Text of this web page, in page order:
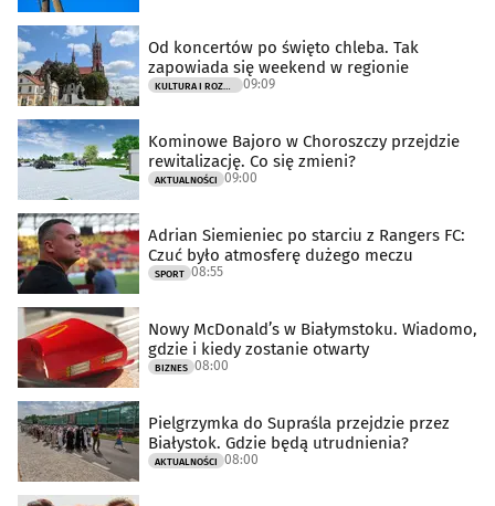
Od koncertów po święto chleba. Tak
zapowiada się weekend w regionie
KULTURA I ROZRYWKA 09:09
Kominowe Bajoro w Choroszczy przejdzie
rewitalizację. Co się zmieni?
AKTUALNOŚCI 09:00
Adrian Siemieniec po starciu z Rangers FC:
Czuć było atmosferę dużego meczu
SPORT 08:55
Nowy McDonald’s w Białymstoku. Wiadomo,
gdzie i kiedy zostanie otwarty
BIZNES 08:00
Pielgrzymka do Supraśla przejdzie przez
Białystok. Gdzie będą utrudnienia?
AKTUALNOŚCI 08:00